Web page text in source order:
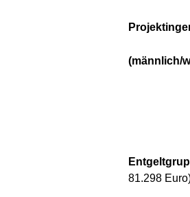
(männlich/
81.298